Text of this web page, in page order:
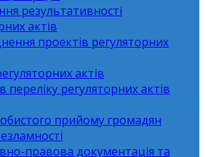
результативності
актів
проектів регуляторних
актів
переліку регуляторних актів
прийому громадян
правова документація та